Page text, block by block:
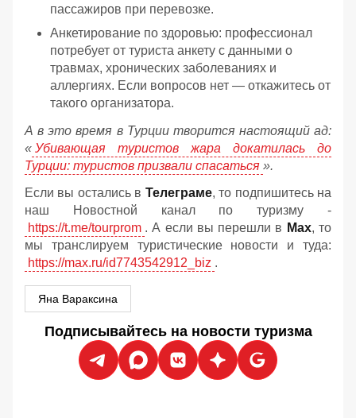
пассажиров при перевозке.
Анкетирование по здоровью: профессионал
потребует от туриста анкету с данными о
травмах, хронических заболеваниях и
аллергиях. Если вопросов нет — откажитесь от
такого организатора.
А в это время в Турции творится настоящий ад:
« Убивающая туристов жара докатилась до
Турции: туристов призвали спасаться ».
Если вы остались в Телеграме, то подпишитесь на
наш Новостной канал по туризму -
https://t.me/tourprom . А если вы перешли в Мах, то
мы транслируем туристические новости и туда:
https://max.ru/id7743542912_biz .
Яна Вараксина
Подписывайтесь на новости туризма